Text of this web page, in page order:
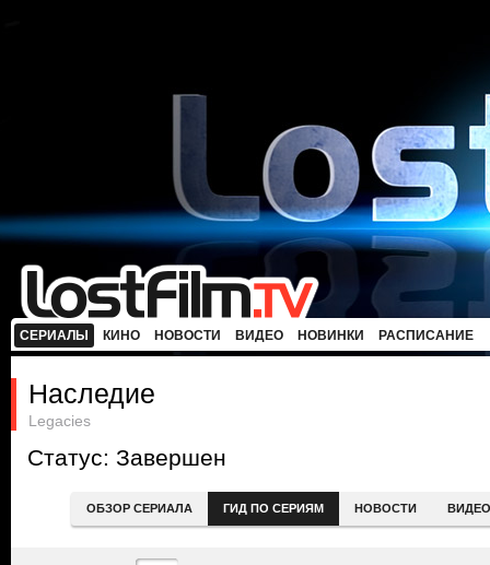
СЕРИАЛЫ КИНО НОВОСТИ ВИДЕО НОВИНКИ РАСПИСАНИЕ
Наследие
Legacies
Статус: Завершен
ОБЗОР СЕРИАЛА ГИД ПО СЕРИЯМ НОВОСТИ ВИДЕО